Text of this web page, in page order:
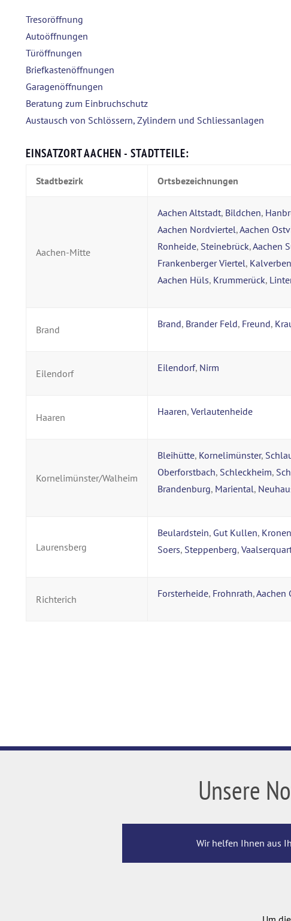
Tresoröffnung
Autoöffnungen
Türöffnungen
Briefkastenöffnungen
Garagenöffnungen
Beratung zum Einbruchschutz
Austausch von Schlössern, Zylindern und Schliessanlagen
EINSATZORT AACHEN - STADTTEILE:
Stadtbezirk Ortsbezeichnungen
Aachen-Mitte
Aachen Altstadt, Bildchen,
Aachen Nordviertel,Aachen
Ronheide, Steinebrück,Aachen
Frankenberger Viertel,
Aachen Hüls, Krummerück,
Brand Brand, Brander Feld, Freund,
Eilendorf Eilendorf, Nirm
Haaren Haaren, Verlautenheide
Kornelimünster/Walheim
Bleihütte, Kornelimünster,
Oberforstbach, Schleckheim,
Brandenburg, Mariental,
Laurensberg
Beulardstein, Gut Kullen,
Soers, Steppenberg,
Richterich Forsterheide, Frohnrath,Aachen
Unsere
Wir helfen Ihnen aus